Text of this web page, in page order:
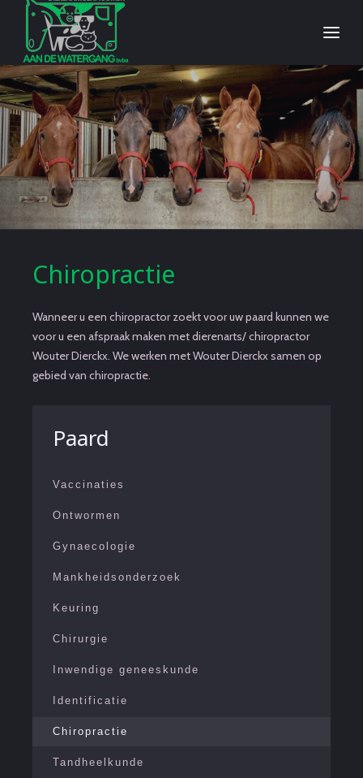
Chiropractie
Wanneer u een chiropractor zoekt voor uw paard kunnen we
voor u een afspraak maken met dierenarts/ chiropractor
Wouter Dierckx. We werken met Wouter Dierckx samen op
gebied van chiropractie.
Paard
Vaccinaties
Ontwormen
Gynaecologie
Mankheidsonderzoek
Keuring
Chirurgie
Inwendige geneeskunde
Identificatie
Chiropractie
Tandheelkunde